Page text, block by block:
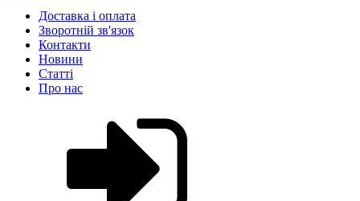
Доставка і оплата
Зворотній зв'язок
Контакти
Новини
Статті
Про нас